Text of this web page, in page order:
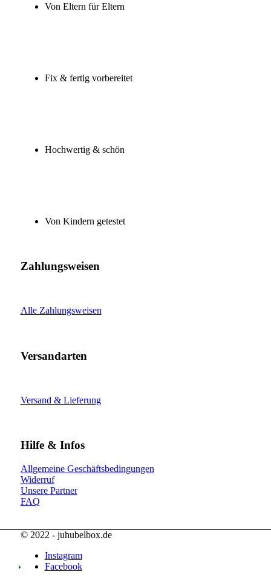
Von Eltern für Eltern
Fix & fertig vorbereitet
Hochwertig & schön
Von Kindern getestet
Zahlungsweisen
Alle Zahlungsweisen
Versandarten
Versand & Lieferung
Hilfe & Infos
Allgemeine Geschäftsbedingungen
Widerruf
Unsere Partner
FAQ
© 2022 - juhubelbox.de
Instagram
Facebook